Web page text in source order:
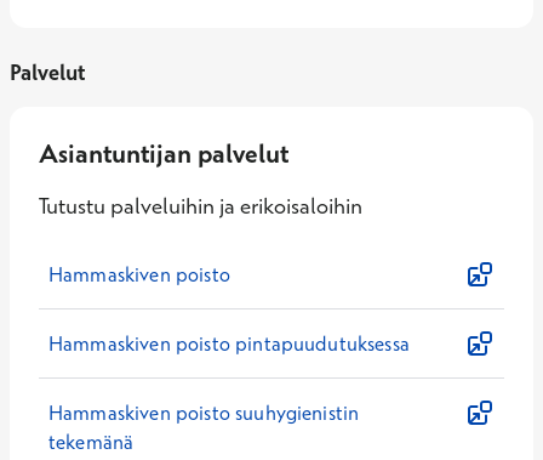
Palvelut
Asiantuntijan palvelut
Tutustu palveluihin ja erikoisaloihin
Hammaskiven poisto
Hammaskiven poisto pintapuudutuksessa
Hammaskiven poisto suuhygienistin
tekemänä